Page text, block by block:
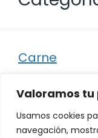
Valoramos
Usamos cookies
navegación,
Carne
Otro